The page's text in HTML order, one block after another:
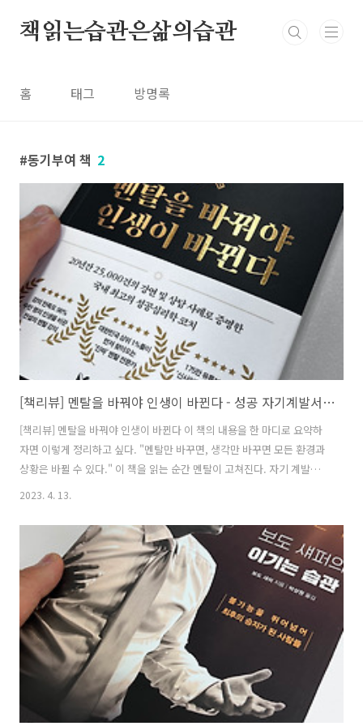
책읽는습관은삶의습관
홈 태그 방명록
동기부여 책 2
[책리뷰] 멘탈을 바꿔야 인생이 바뀐다 - 성공 자기계발서 일타 강사의 조언이 담긴 책
[책리뷰] 멘탈을 바꿔야 인생이 바뀐다 이 책의 내용을 한 마디로 요약하
자면 이렇게 정리하고 싶다. "멘탈만 바꾸면, 생각만 바꾸면 모든 환경과
상황은 바뀔 수 있다." 이 책을 읽는 순간 멘탈이 고쳐진다. 자기 계발서
일타 강사의 거침없는 멘탈에 관한 조언으로 두들겨 맞기 때문이다. 이
어떤 것도 이루지 못하고 실패할 수 없으니 제발 좀 멘탈을 바꿔서 성공
의 궤도에 올라가는 내용이 담긴 책이다. 이 책은 시작조차 못해보고 두
려움에 떨고 있는 사람들이나 시작이 반이라고 해서 시작은 했는데 그 이
후 추진력이 부족해서 아직 제대로 못 나아가고 있는 사람들, 그리고 처
한 상황이나 환경 때문에 멘탈이 박살 난 분들께 추천드리고 싶은 책이
다. ..
2023. 4. 13.